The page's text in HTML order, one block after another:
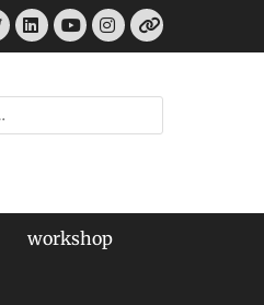
TwitterLinkedIn
YouTube
Instagram
リ
ン
workshop